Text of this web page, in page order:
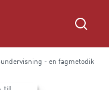
- en fagmetodik